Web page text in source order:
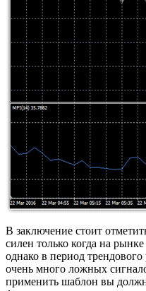
В заключение стоит
силен только когда на
однако в период
очень много ложных
применить шаблон вы